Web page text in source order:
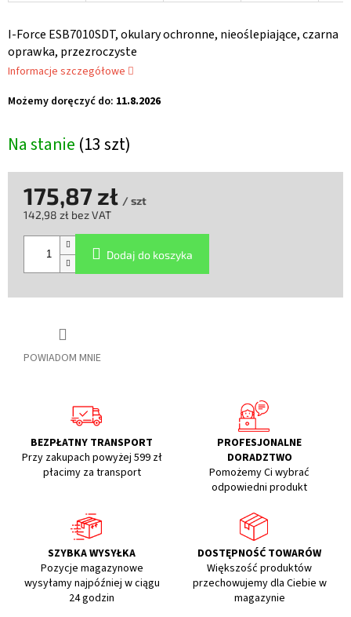
Na stanie (13 szt)
Możemy doręczyć do: 11.8.2026
I-Force ESB7010SDT, okulary ochronne, nieoślepiające, czarna
oprawka, przezroczyste
Informacje szczegółowe
POWIADOM MNIE
175,87 zł / szt
142,98 zł bez VAT
jednostkowa:
Dodaj do koszyka
BEZPŁATNY TRANSPORT
Przy zakupach powyżej 599 zł
płacimy za transport
PROFESJONALNE
DORADZTWO
Pomożemy Ci wybrać
odpowiedni produkt
SZYBKA WYSYŁKA
Pozycje magazynowe
wysyłamy najpóźniej w ciągu
24 godzin
DOSTĘPNOŚĆ TOWARÓW
Większość produktów
przechowujemy dla Ciebie w
magazynie